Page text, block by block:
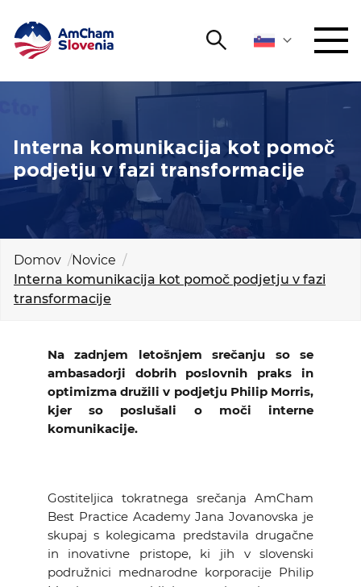
Išči
DOGODKI IN MREŽENJE
ZAGOVORNIŠTVO
AmCham
MEDNARODNO SODELOVANJE
ČLANSTVO
KOLEDAR DOGODKOV
NOVICE
GALERIJA
Želimo postati član
Interna komunikacija kot pomoč
podjetju v fazi transformacije
Domov
Novice
Interna komunikacija kot pomoč podjetju v fazi
transformacije
Na zadnjem letošnjem srečanju so se
ambasadorji dobrih poslovnih praks in
optimizma družili v podjetju Philip Morris,
kjer so poslušali o moči interne
komunikacije.
Gostiteljica tokratnega srečanja AmCham
Best Practice Academy Jana Jovanovska je
skupaj s kolegicama predstavila drugačne
in inovativne pristope, ki jih v slovenski
podružnici mednarodne korporacije Philip